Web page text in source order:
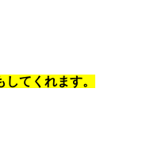
てくれます。